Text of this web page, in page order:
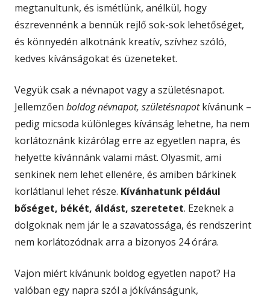
megtanultunk, és ismétlünk, anélkül, hogy
észrevennénk a bennük rejlő sok-sok lehetőséget,
és könnyedén alkotnánk kreatív, szívhez szóló,
kedves kívánságokat és üzeneteket.
Vegyük csak a névnapot vagy a születésnapot.
Jellemzően boldog névnapot, születésnapotkívánunk –
pedig micsoda különleges kívánság lehetne, ha nem
korlátoznánk kizárólag erre az egyetlen napra, és
helyette kívánnánk valami mást. Olyasmit, ami
senkinek nem lehet ellenére, és amiben bárkinek
korlátlanul lehet része. Kívánhatunk például
bőséget, békét, áldást, szeretetet. Ezeknek a
dolgoknak nem jár le a szavatossága, és rendszerint
nem korlátozódnak arra a bizonyos 24 órára.
Vajon miért kívánunk boldog egyetlen napot? Ha
valóban egy napra szól a jókívánságunk,